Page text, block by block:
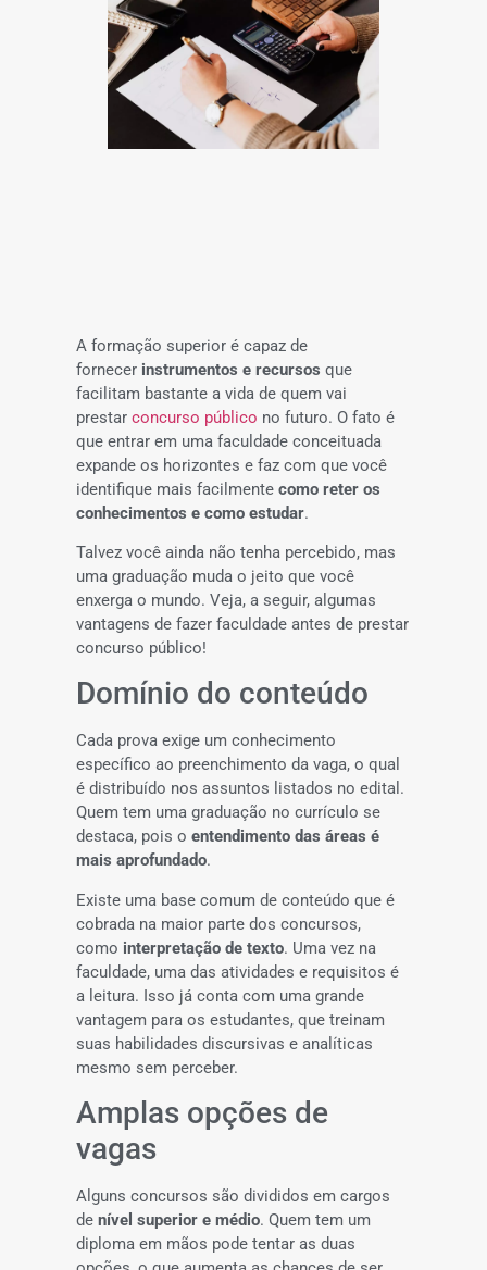
A formação superior é capaz de
fornecer instrumentos e recursos que
facilitam bastante a vida de quem vai
prestar concurso público no futuro. O fato é
que entrar em uma faculdade conceituada
expande os horizontes e faz com que você
identifique mais facilmente como reter os
conhecimentos e como estudar.
Talvez você ainda não tenha percebido, mas
uma graduação muda o jeito que você
enxerga o mundo. Veja, a seguir, algumas
vantagens de fazer faculdade antes de prestar
concurso público!
Domínio do conteúdo
Cada prova exige um conhecimento
específico ao preenchimento da vaga, o qual
é distribuído nos assuntos listados no edital.
Quem tem uma graduação no currículo se
destaca, pois o entendimento das áreas é
mais aprofundado.
Existe uma base comum de conteúdo que é
cobrada na maior parte dos concursos,
como interpretação de texto. Uma vez na
faculdade, uma das atividades e requisitos é
a leitura. Isso já conta com uma grande
vantagem para os estudantes, que treinam
suas habilidades discursivas e analíticas
mesmo sem perceber.
Amplas opções de
vagas
Alguns concursos são divididos em cargos
de nível superior e médio. Quem tem um
diploma em mãos pode tentar as duas